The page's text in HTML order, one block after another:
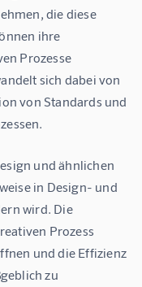
die diese
ihre
Prozesse
sich dabei von
von Standards und
und ähnlichen
in Design- und
wird. Die
Prozess
und die Effizienz
zu